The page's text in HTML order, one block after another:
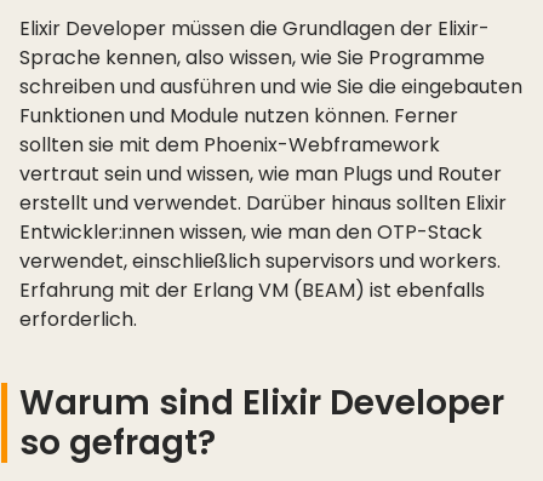
Elixir Developer müssen die Grundlagen der Elixir-
Sprache kennen, also wissen, wie Sie Programme
schreiben und ausführen und wie Sie die eingebauten
Funktionen und Module nutzen können. Ferner
sollten sie mit dem Phoenix-Webframework
vertraut sein und wissen, wie man Plugs und Router
erstellt und verwendet. Darüber hinaus sollten Elixir
Entwickler:innen wissen, wie man den OTP-Stack
verwendet, einschließlich supervisors und workers.
Erfahrung mit der Erlang VM (BEAM) ist ebenfalls
erforderlich.
Warum sind Elixir Developer
so gefragt?